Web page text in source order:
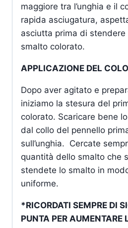
maggiore tra l’unghia e il
rapida asciugatura,
asciutta prima di stendere
smalto colorato.
APPLICAZIONE DEL
Dopo aver agitato e
iniziamo la stesura del
colorato. Scaricare bene
dal collo del pennello
sull’unghia. Cercate
quantità dello smalto che
stendete lo smalto in
uniforme.
*RICORDATI SEMPRE DI
PUNTA PER AUMENTARE